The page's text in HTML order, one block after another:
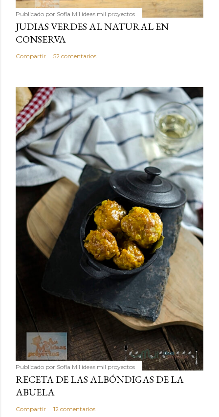
Publicado por Sofía Mil ideas mil proyectos
JUDIAS VERDES AL NATURAL EN
CONSERVA
Compartir 52 comentarios
Publicado por Sofía Mil ideas mil proyectos
RECETA DE LAS ALBÓNDIGAS DE LA
ABUELA
Compartir 12 comentarios